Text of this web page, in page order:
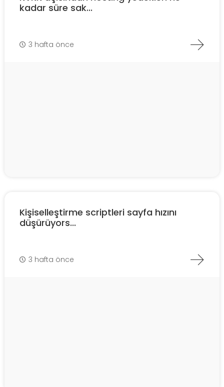
kadar süre sak...
3 hafta önce
Kişiselleştirme scriptleri sayfa hızını
düşürüyors...
3 hafta önce